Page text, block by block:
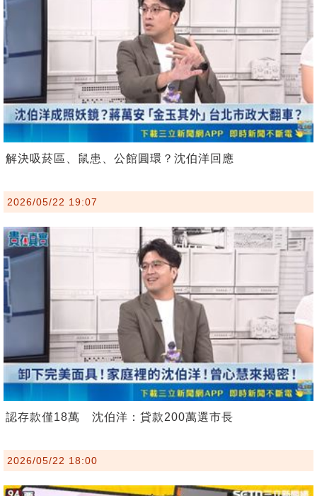
解決吸菸區、鼠患、公館圓環？沈伯洋回應
2026/05/22 19:07
認存款僅18萬 沈伯洋：貸款200萬選市長
2026/05/22 18:00